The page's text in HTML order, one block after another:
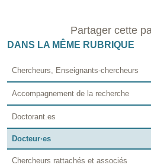
Partager cette
DANS LA MÊME RUBRIQUE
Chercheurs, Enseignants-chercheurs
Accompagnement de la recherche
Doctorant.es
Docteur·es
Chercheurs rattachés et associés